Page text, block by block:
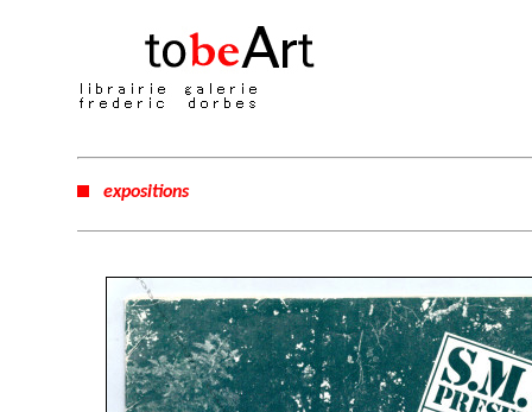
expositions